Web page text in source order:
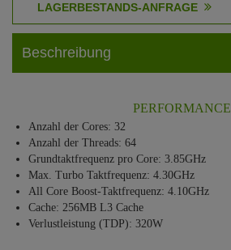
Beschreibung
PERFORMANCE
Anzahl der Cores: 32
Anzahl der Threads: 64
Grundtaktfrequenz pro Core: 3.85GHz
Max. Turbo Taktfrequenz: 4.30GHz
All Core Boost-Taktfrequenz: 4.10GHz
Cache: 256MB L3 Cache
Verlustleistung (TDP): 320W